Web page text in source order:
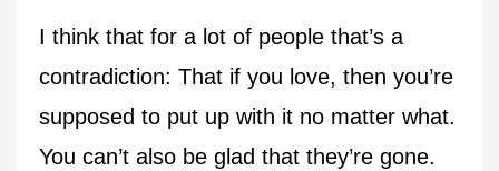
I think that for a lot of people that’s a
contradiction: That if you love, then you’re
supposed to put up with it no matter what.
You can’t also be glad that they’re gone.